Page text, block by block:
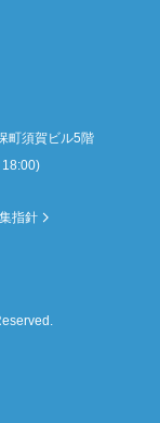
町須賀ビル5階
指針